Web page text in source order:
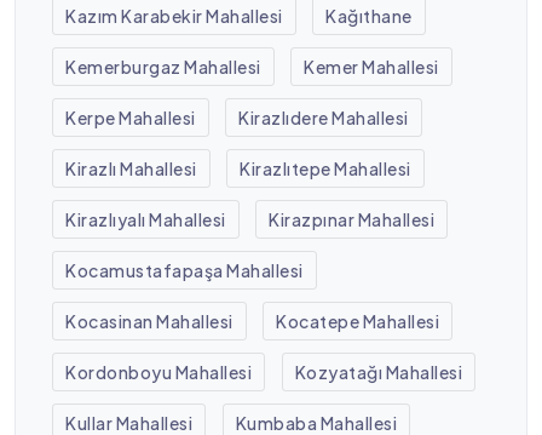
Kazım Karabekir Mahallesi Kağıthane
Kemerburgaz Mahallesi Kemer Mahallesi
Kerpe Mahallesi Kirazlıdere Mahallesi
Kirazlı Mahallesi Kirazlıtepe Mahallesi
Kirazlıyalı Mahallesi Kirazpınar Mahallesi
Kocamustafapaşa Mahallesi
Kocasinan Mahallesi Kocatepe Mahallesi
Kordonboyu Mahallesi Kozyatağı Mahallesi
Kullar Mahallesi Kumbaba Mahallesi